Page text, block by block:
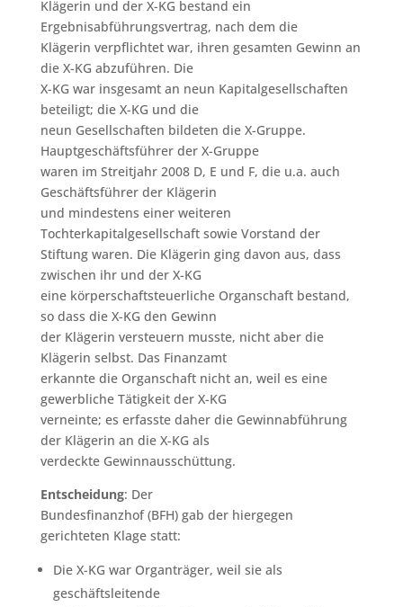
Klägerin und der X-KG bestand ein
Ergebnisabführungsvertrag, nach dem die
Klägerin verpflichtet war, ihren gesamten Gewinn an
die X-KG abzuführen. Die
X-KG war insgesamt an neun Kapitalgesellschaften
beteiligt; die X-KG und die
neun Gesellschaften bildeten die X-Gruppe.
Hauptgeschäftsführer der X-Gruppe
waren im Streitjahr 2008 D, E und F, die u.a. auch
Geschäftsführer der Klägerin
und mindestens einer weiteren
Tochterkapitalgesellschaft sowie Vorstand der
Stiftung waren. Die Klägerin ging davon aus, dass
zwischen ihr und der X-KG
eine körperschaftsteuerliche Organschaft bestand,
so dass die X-KG den Gewinn
der Klägerin versteuern musste, nicht aber die
Klägerin selbst. Das Finanzamt
erkannte die Organschaft nicht an, weil es eine
gewerbliche Tätigkeit der X-KG
verneinte; es erfasste daher die Gewinnabführung
der Klägerin an die X-KG als
verdeckte Gewinnausschüttung.
Entscheidung: Der
Bundesfinanzhof (BFH) gab der hiergegen
gerichteten Klage statt:
Die X-KG war Organträger, weil sie als
geschäftsleitende